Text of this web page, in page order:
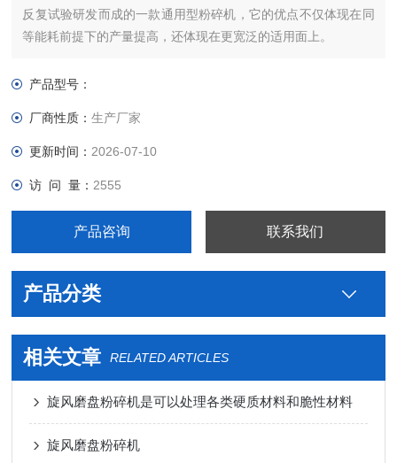
反复试验研发而成的一款通用型粉碎机，它的优点不仅体现在同
等能耗前提下的产量提高，还体现在更宽泛的适用面上。
产品型号：
厂商性质：生产厂家
更新时间： 2026-07-10
访 问 量： 2555
产品咨询 联系我们
产品分类
相关文章 RELATED ARTICLES
旋风磨盘粉碎机是可以处理各类硬质材料和脆性材料
旋风磨盘粉碎机